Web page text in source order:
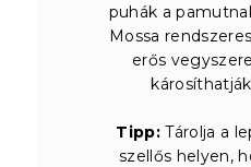
puhák a
Mossa
erős
Tipp: Tárolja a
szellős helyen,